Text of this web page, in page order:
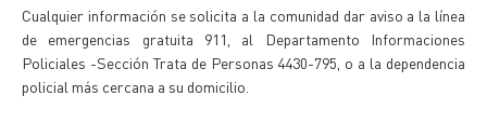
Cualquier información se solicita a la comunidad dar aviso a la línea
de emergencias gratuita 911, al Departamento Informaciones
Policiales -Sección Trata de Personas 4430-795, o a la dependencia
policial más cercana a su domicilio.